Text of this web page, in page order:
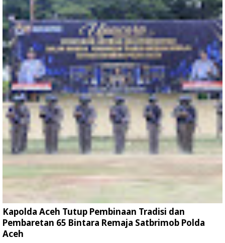
Kapolda Aceh Tutup Pembinaan Tradisi dan
Pembaretan 65 Bintara Remaja Satbrimob Polda
Aceh